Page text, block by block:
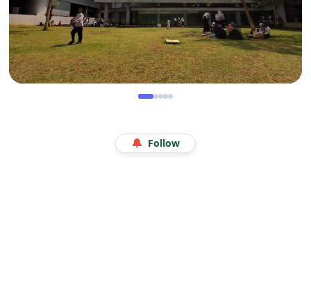
Menjelajah Angkasa di Kala Libur Sekolah: Serunya
Eduwisata Edukatif di Planetarium Jakarta
🔔 Follow